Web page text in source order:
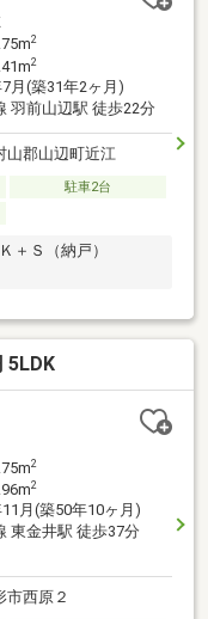
2
2
月(築31年2ヶ月)
羽前山辺駅 徒歩22分
山郡山辺町近江
駐車2台
Ｓ（納戸）
5LDK
2
2
月(築50年10ヶ月)
東金井駅 徒歩37分
市西原２